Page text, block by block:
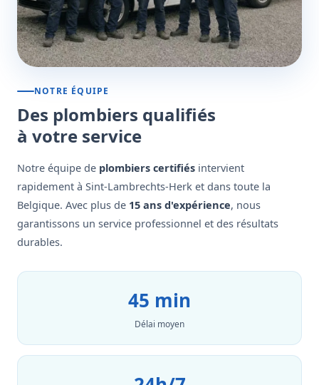
NOTRE ÉQUIPE
Des plombiers qualifiés
à votre service
Notre équipe de plombiers certifiés intervient
rapidement à Sint-Lambrechts-Herk et dans toute la
Belgique. Avec plus de 15 ans d'expérience, nous
garantissons un service professionnel et des résultats
durables.
45 min
Délai moyen